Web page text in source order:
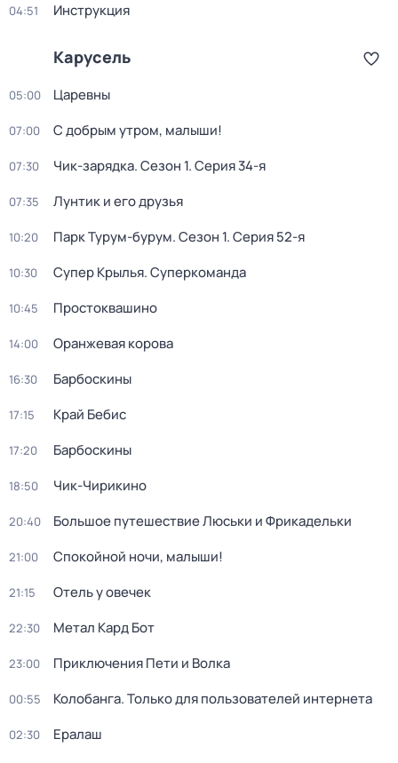
04:51 Инструкция
Карусель
05:00 Царевны
07:00 С добрым утром, малыши!
07:30 Чик-зарядка. Сезон 1. Серия 34-я
07:35 Лунтик и его друзья
10:20 Парк Турум-бурум. Сезон 1. Серия 52-я
10:30 Супер Крылья. Суперкоманда
10:45 Простоквашино
14:00 Оранжевая корова
16:30 Барбоскины
17:15 Край Бебис
17:20 Барбоскины
18:50 Чик-Чирикино
20:40 Большое путешествие Люськи и Фрикадельки
21:00 Спокойной ночи, малыши!
21:15 Отель у овечек
22:30 Метал Кард Бот
23:00 Приключения Пети и Волка
00:55 Колобанга. Только для пользователей интернета
02:30 Ералаш